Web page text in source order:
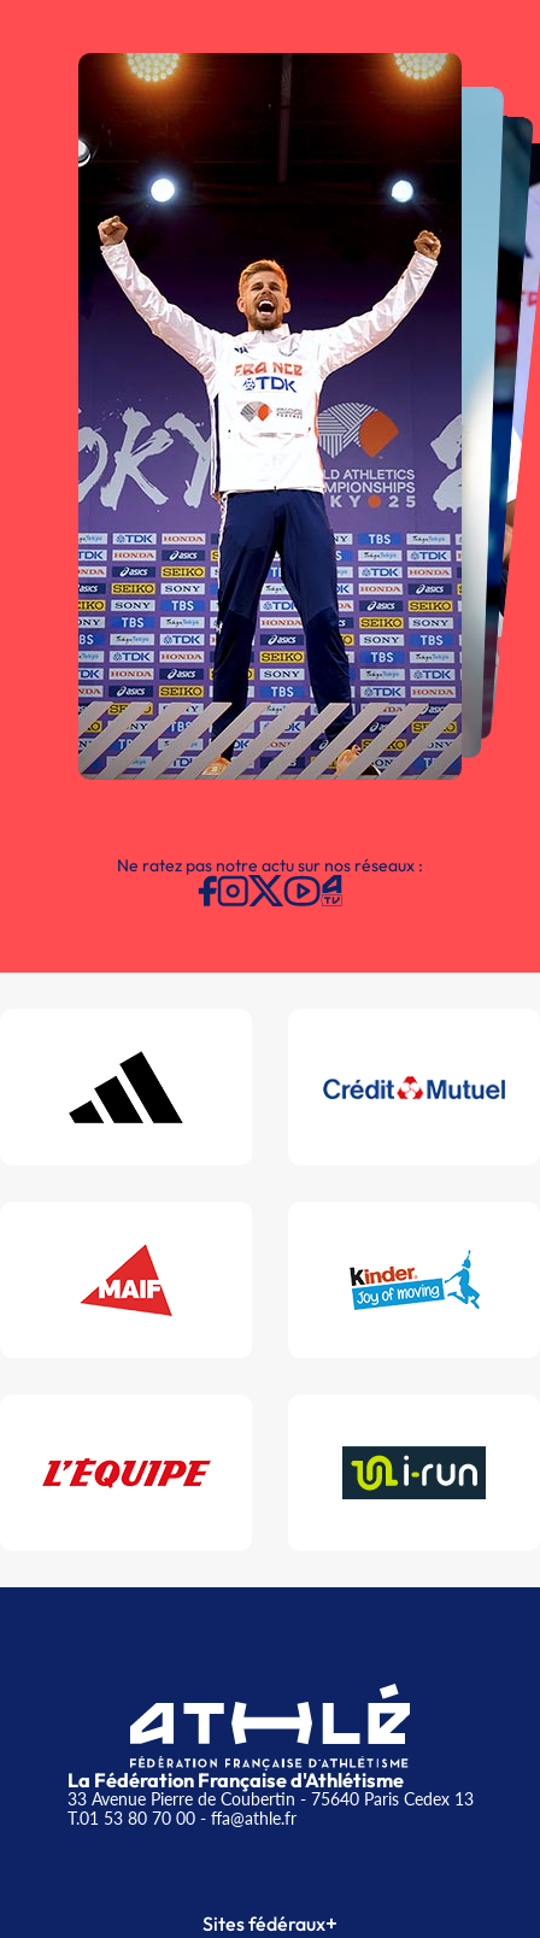
Ne ratez pas notre actu sur nos réseaux :
La Fédération Française d'Athlétisme
33 Avenue Pierre de Coubertin - 75640 Paris Cedex 13
T.01 53 80 70 00- ffa@athle.fr
Sites fédéraux+